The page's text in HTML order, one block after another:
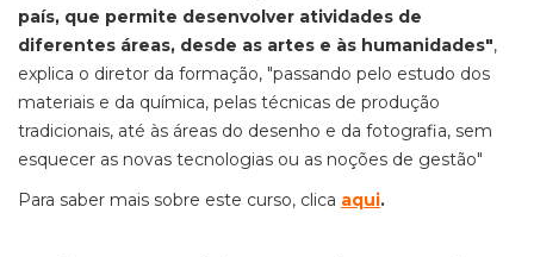
país, que permite desenvolver atividades de
diferentes áreas, desde as artes e às humanidades",
explica o diretor da formação, "passando pelo estudo dos
materiais e da química, pelas técnicas de produção
tradicionais, até às áreas do desenho e da fotografia, sem
esquecer as novas tecnologias ou as noções de gestão"
Para saber mais sobre este curso, clica aqui.